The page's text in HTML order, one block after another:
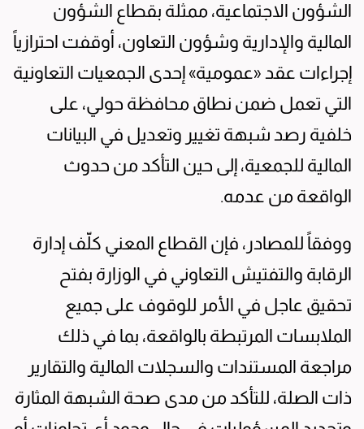
الشؤون الاجتماعية، ممثلة بقطاع الشؤون
المالية والإدارية وشؤون التعاون، أوقفت احترازياً
إجراءات عقد «عمومية» إحدى الجمعيات التعاونية
التي تعمل ضمن نطاق محافظة حولي، على
خلفية رصد شبهة تغيير وتعديل في البيانات
المالية للجمعية، إلى حين التأكد من حدوث
الواقعة من عدمه.
ووفقاً للمصادر، فإن القطاع المعني كلّف إدارة
الرقابة والتفتيش التعاوني في الوزارة بفتح
تحقيق عاجل في الأمر للوقوف على جميع
الملابسات المرتبطة بالواقعة، بما في ذلك
مراجعة المستندات والسجلات المالية والتقارير
ذات الصلة، للتأكد من مدى صحة الشبهة المثارة